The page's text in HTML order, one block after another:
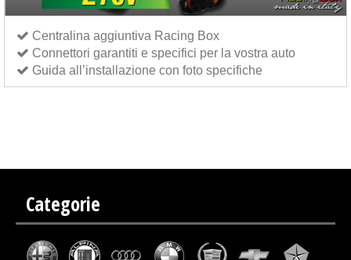
Centralina aggiuntiva Racing Box
Connettori garantiti e specifici per la vostra auto
Guida all’installazione con foto specifiche
Categorie